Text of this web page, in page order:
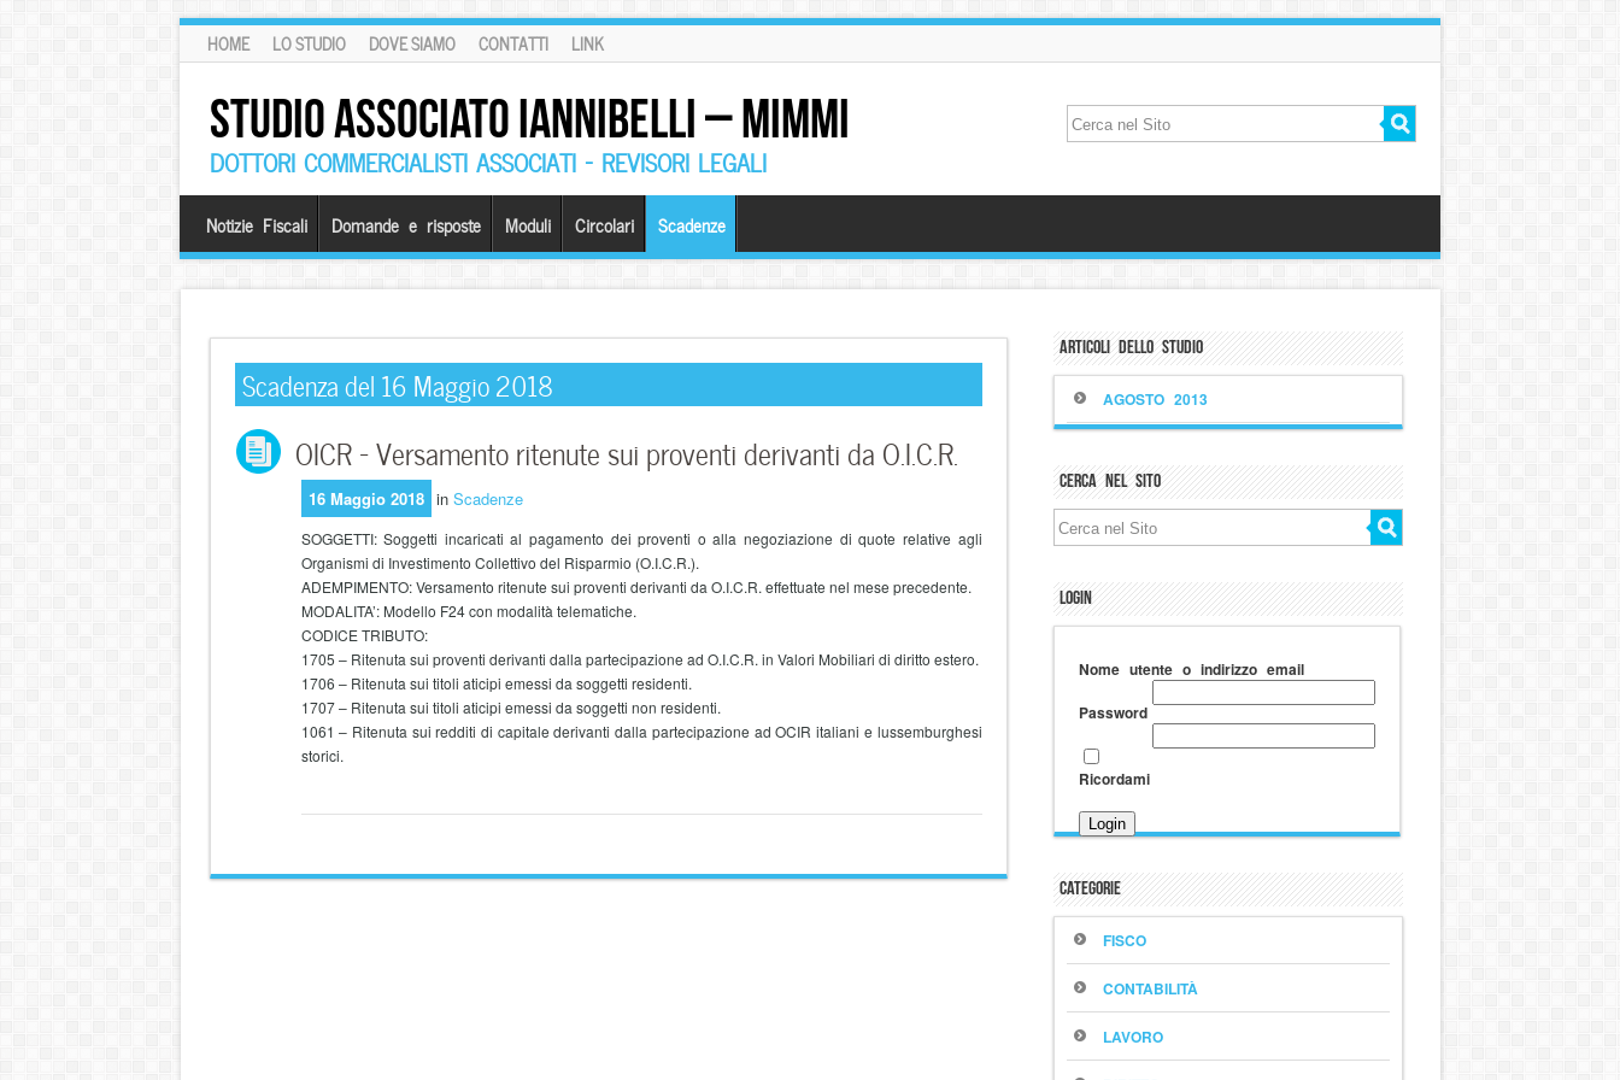
HOME LO STUDIO DOVE SIAMO CONTATTI LINK
STUDIO ASSOCIATO IANNIBELLI – MIMMI
DOTTORI COMMERCIALISTI ASSOCIATI – REVISORI LEGALI
Notizie Fiscali Domande e risposte Moduli Circolari Scadenze
Scadenza del 16 Maggio 2018
OICR – Versamento ritenute sui proventi derivanti da O.I.C.R.
16 Maggio 2018 in Scadenze
SOGGETTI: Soggetti incaricati al pagamento dei proventi o alla negoziazione di quote relative agli
Organismi di Investimento Collettivo del Risparmio (O.I.C.R.).
ADEMPIMENTO: Versamento ritenute sui proventi derivanti da O.I.C.R. effettuate nel mese precedente.
MODALITA’: Modello F24 con modalità telematiche.
CODICE TRIBUTO:
1705 – Ritenuta sui proventi derivanti dalla partecipazione ad O.I.C.R. in Valori Mobiliari di diritto estero.
1706 – Ritenuta sui titoli aticipi emessi da soggetti residenti.
1707 – Ritenuta sui titoli aticipi emessi da soggetti non residenti.
1061 – Ritenuta sui redditi di capitale derivanti dalla partecipazione ad OCIR italiani e lussemburghesi
storici.
Articoli dello Studio
AGOSTO 2013
Cerca nel sito
Login
Nome utente o indirizzo email
Password
Ricordami
Categorie
FISCO
CONTABILITÀ
LAVORO